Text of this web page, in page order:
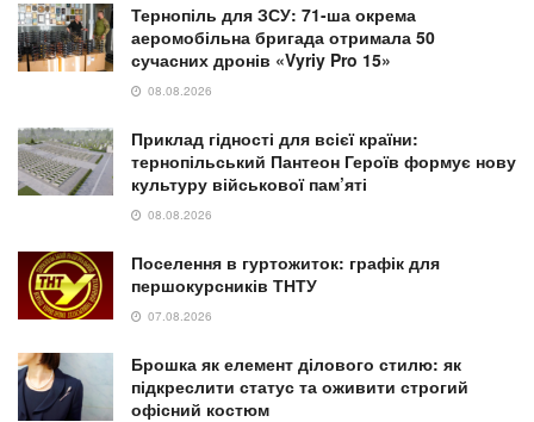
Тернопіль для ЗСУ: 71-ша окрема
аеромобільна бригада отримала 50
сучасних дронів «Vyriy Pro 15»
08.08.2026
Приклад гідності для всієї країни:
тернопільський Пантеон Героїв формує нову
культуру військової пам’яті
08.08.2026
Поселення в гуртожиток: графік для
першокурсників ТНТУ
07.08.2026
Брошка як елемент ділового стилю: як
підкреслити статус та оживити строгий
офісний костюм